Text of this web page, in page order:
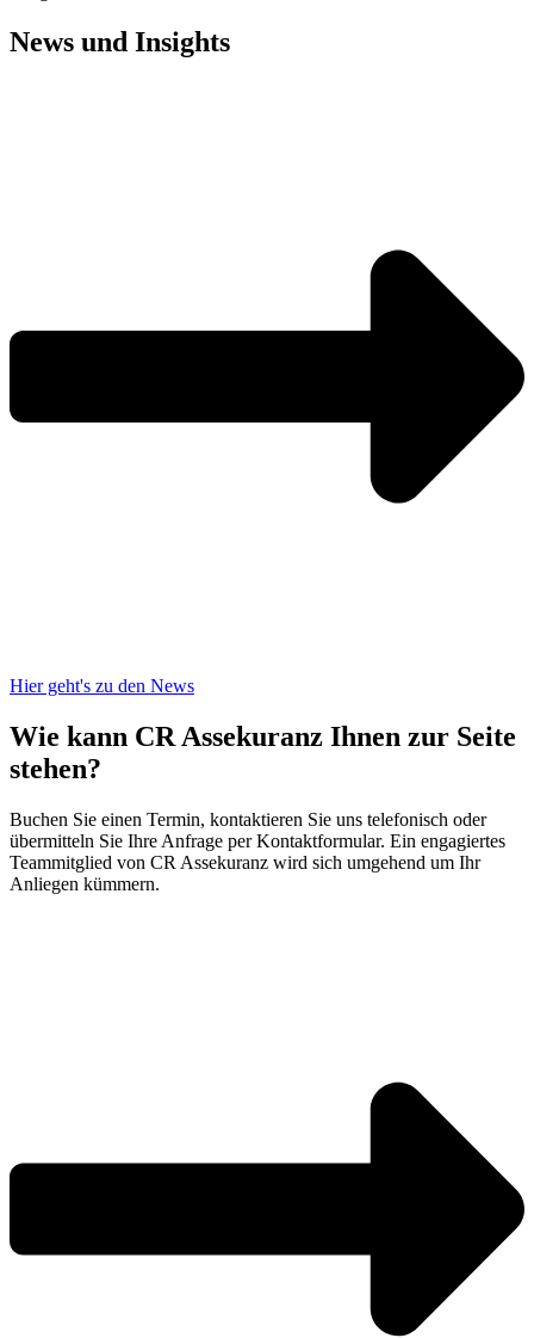
News und Insights
Hier geht's zu den News
Wie kann CR Assekuranz Ihnen zur Seite
stehen?
Buchen Sie einen Termin, kontaktieren Sie uns telefonisch oder
übermitteln Sie Ihre Anfrage per Kontaktformular. Ein engagiertes
Teammitglied von CR Assekuranz wird sich umgehend um Ihr
Anliegen kümmern.